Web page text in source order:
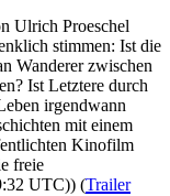
Ulrich Proeschel
stimmen: Ist die
Wanderer zwischen
Ist Letztere durch
irgendwann
mit einem
Kinofilm
freie
UTC)) (Trailer